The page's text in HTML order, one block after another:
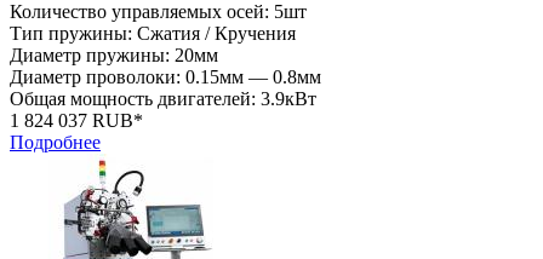
Количество управляемых осей: 5шт
Тип пружины: Сжатия / Кручения
Диаметр пружины: 20мм
Диаметр проволоки: 0.15мм — 0.8мм
Общая мощность двигателей: 3.9кВт
1 824 037 RUB*
Подробнее